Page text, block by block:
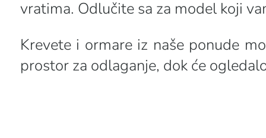
vratima. Odlučite sa za model koji
Krevete i ormare iz naše ponude
prostor za odlaganje, dok će